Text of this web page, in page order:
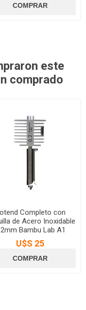
este
comprado
Completo con
de Acero Inoxidable
Bambu Lab A1
Series
U$S 25